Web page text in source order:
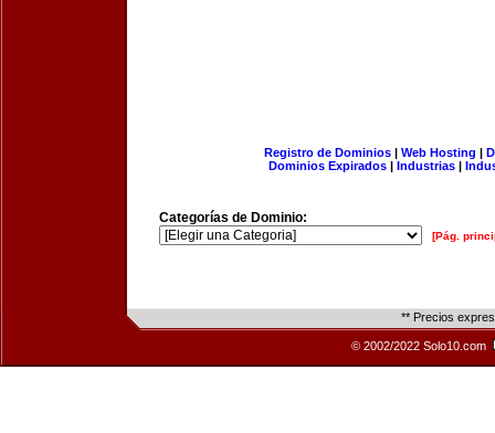
Registro de Dominios| Web Hosting |
Dominios Expirados | Industrias |
Categorías de Dominio:
[Pág.
** Precios
© 2002/2022 Solo10.com